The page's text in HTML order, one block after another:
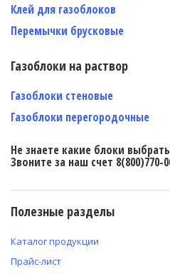
Клей для газоблоков
Перемычки брусковые
Газоблоки на раствор
Газоблоки стеновые
Газоблоки перегородочные
Не знаете какие блоки
Звоните за наш счет 8(800)770-
Полезные разделы
Каталог продукции
Прайс-лист